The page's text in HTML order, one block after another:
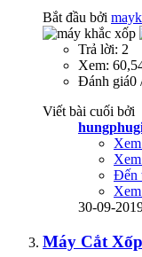
Bắt đầu bởi
Trả lời: 2
Xem:
Đánh giá0
Viết bài cuối bởi
Đến
30-09-
Máy Cắt